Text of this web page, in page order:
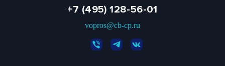
+7 (495) 128-56-01
vopros@cb-cp.ru